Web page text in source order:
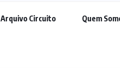
Arquivo Circuito Quem